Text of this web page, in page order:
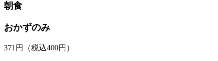
朝食
おかずのみ
371 円 （税込400円）